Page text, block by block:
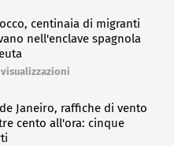
centinaia di migranti
nell'enclave spagnola
visualizzazioni
Janeiro, raffiche di vento
cento all'ora: cinque